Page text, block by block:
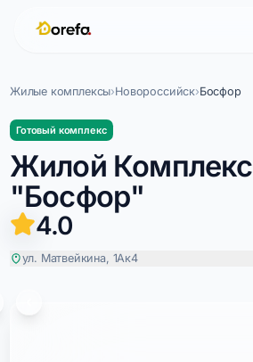
Жилые комплексы›Новороссийск›Босфор
Готовый комплекс
Жилой Комплекс
"Босфор"
4.0
ул. Матвейкина, 1Ак4